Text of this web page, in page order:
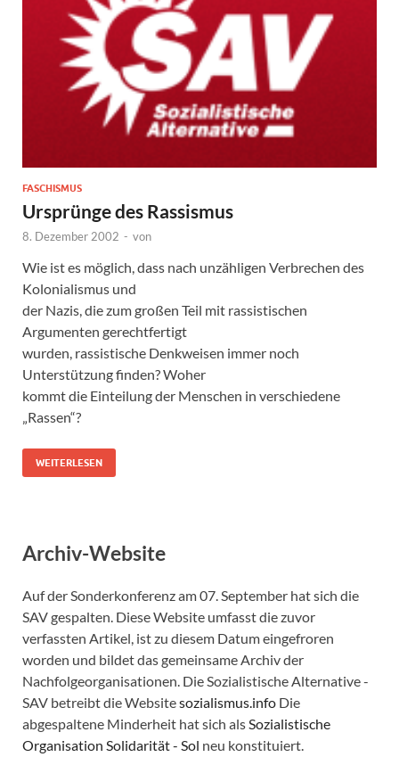
FASCHISMUS
Ursprünge des Rassismus
8. Dezember 2002 - von
Wie ist es möglich, dass nach unzähligen Verbrechen des
Kolonialismus und
der Nazis, die zum großen Teil mit rassistischen
Argumenten gerechtfertigt
wurden, rassistische Denkweisen immer noch
Unterstützung finden? Woher
kommt die Einteilung der Menschen in verschiedene
„Rassen“?
WEITERLESEN
Archiv-Website
Auf der Sonderkonferenz am 07. September hat sich die
SAV gespalten. Diese Website umfasst die zuvor
verfassten Artikel, ist zu diesem Datum eingefroren
worden und bildet das gemeinsame Archiv der
Nachfolgeorganisationen. Die Sozialistische Alternative -
SAV betreibt die Websitesozialismus.info Die
abgespaltene Minderheit hat sich als Sozialistische
Organisation Solidarität - Sol neu konstituiert.